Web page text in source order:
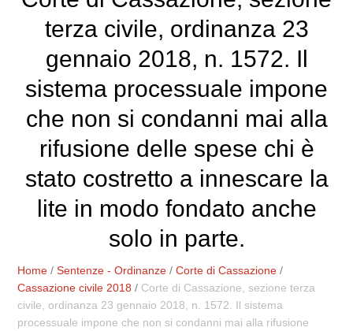
terza civile, ordinanza 23
gennaio 2018, n. 1572. Il
sistema processuale impone
che non si condanni mai alla
rifusione delle spese chi è
stato costretto a innescare la
lite in modo fondato anche
solo in parte.
Home /Sentenze - Ordinanze /Corte di Cassazione /
Cassazione civile 2018 / Corte di Cassazione, sezione terza
civile, ordinanza 23 gennaio 2018, n. 1572. Il sistema
processuale impone che non si condanni mai alla rifusione